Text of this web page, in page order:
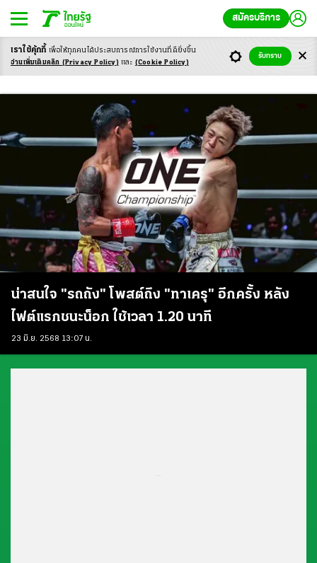
สมัครบริการ
ONE 172
น่าสนใจ "รถถัง" โพสต์ถึง "ทาเครุ" อีกครั้ง หลัง
ไฟต์แรกชนะน็อก ใช้เวลา 1.20 นาที
23 มิ.ย. 2568 13:07 น.
เราใช้คุ้กกี้ เพื่อให้ทุกคนได้ประสบการณ์การใช้งานที่ดียิ่งขึ้น
อ่านเพิ่มเติมคลิก (Privacy Policy) และ (Cookie Policy)
รับทราบ